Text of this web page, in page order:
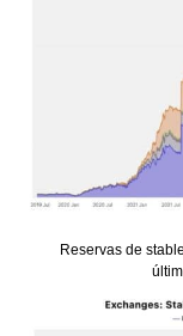
Reservas de